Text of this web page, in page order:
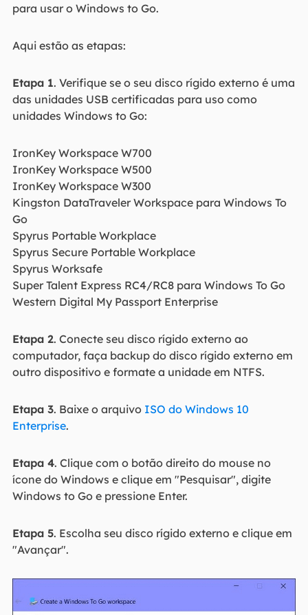
para usar o Windows to Go.
Aqui estão as etapas:
Etapa 1. Verifique se o seu disco rígido externo é uma
das unidades USB certificadas para uso como
unidades Windows to Go:
IronKey Workspace W700
IronKey Workspace W500
IronKey Workspace W300
Kingston DataTraveler Workspace para Windows To
Go
Spyrus Portable Workplace
Spyrus Secure Portable Workplace
Spyrus Worksafe
Super Talent Express RC4/RC8 para Windows To Go
Western Digital My Passport Enterprise
Etapa 2. Conecte seu disco rígido externo ao
computador, faça backup do disco rígido externo em
outro dispositivo e formate a unidade em NTFS.
Etapa 3. Baixe o arquivo ISO do Windows 10
Enterprise.
Etapa 4. Clique com o botão direito do mouse no
ícone do Windows e clique em "Pesquisar", digite
Windows to Go e pressione Enter.
Etapa 5. Escolha seu disco rígido externo e clique em
"Avançar".